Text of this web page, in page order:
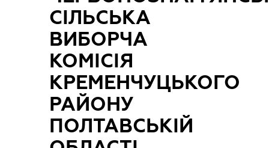
СІЛЬСЬКА
ВИБОРЧА
КОМІСІЯ
КРЕМЕНЧУЦЬКОГО
РАЙОНУ
ПОЛТАВСЬКІЙ